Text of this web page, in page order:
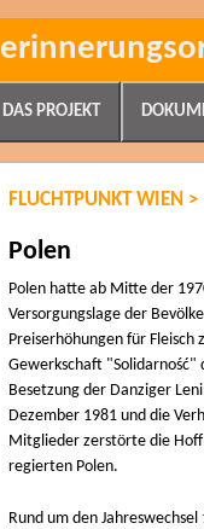
DAS PROJEKT
FLUCHTPUNKT WIEN >
Polen
Polen hatte ab Mitte der
Versorgungslage der
Preiserhöhungen für Fleisch
Gewerkschaft "Solidarność"
Besetzung der Danziger
Dezember 1981 und die
Mitglieder zerstörte die
regierten Polen.
Rund um den